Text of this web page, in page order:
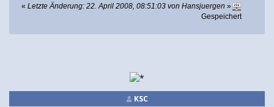
« Letzte Änderung: 22. April 2008, 08:51:03 von Hansjuergen »
Gespeichert
KSC